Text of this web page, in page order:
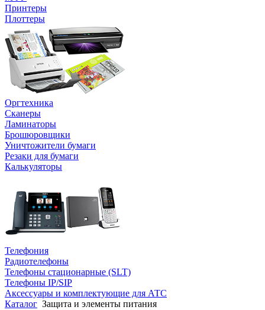
Принтеры
Плоттеры
Оргтехника
Сканеры
Ламинаторы
Брошюровщики
Уничтожители бумаги
Резаки для бумаги
Калькуляторы
Телефония
Радиотелефоны
Телефоны стационарные (SLT)
Телефоны IP/SIP
Аксессуары и комплектующие для АТС
Каталог Защита и элементы питания